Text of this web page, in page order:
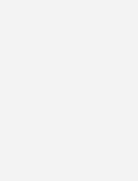
Speicher
dass Stromspeicher und
werden können.
sondern auch kleine
„Grundstein für eine neue
entscheiden, ob ihre
genutzt
Künftig soll beides
von E-Autos werde